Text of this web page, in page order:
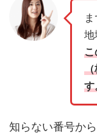
地
こ
（
す
知らない番号か